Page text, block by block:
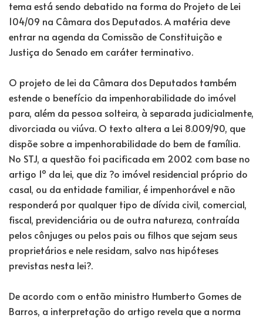
tema está sendo debatido na forma do Projeto de Lei
104/09 na Câmara dos Deputados. A matéria deve
entrar na agenda da Comissão de Constituição e
Justiça do Senado em caráter terminativo.
O projeto de lei da Câmara dos Deputados também
estende o benefício da impenhorabilidade do imóvel
para, além da pessoa solteira, à separada judicialmente,
divorciada ou viúva. O texto altera a Lei 8.009/90, que
dispõe sobre a impenhorabilidade do bem de família.
No STJ, a questão foi pacificada em 2002 com base no
artigo 1º da lei, que diz ?o imóvel residencial próprio do
casal, ou da entidade familiar, é impenhorável e não
responderá por qualquer tipo de dívida civil, comercial,
fiscal, previdenciária ou de outra natureza, contraída
pelos cônjuges ou pelos pais ou filhos que sejam seus
proprietários e nele residam, salvo nas hipóteses
previstas nesta lei?.
De acordo com o então ministro Humberto Gomes de
Barros, a interpretação do artigo revela que a norma